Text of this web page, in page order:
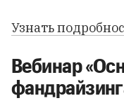
Узнать
Вебинар